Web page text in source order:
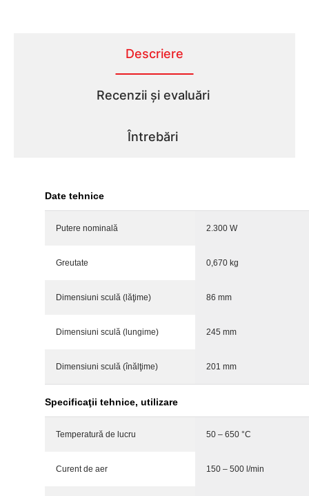
Descriere
Recenzii și evaluări
Întrebări
Date tehnice
Putere nominală 2.300 W
Greutate 0,670 kg
Dimensiuni sculă (lăţime) 86 mm
Dimensiuni sculă (lungime) 245 mm
Dimensiuni sculă (înălţime) 201 mm
Specificaţii tehnice, utilizare
Temperatură de lucru 50 – 650 °C
Curent de aer 150 – 500 l/min